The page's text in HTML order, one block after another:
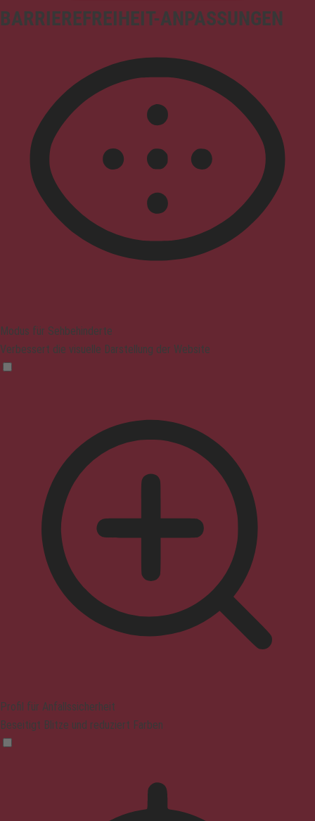
BARRIEREFREIHEIT-ANPASSUNGEN
Modus für Sehbehinderte
Verbessert die visuelle Darstellung der Website
Profil für Anfallssicherheit
Beseitigt Blitze und reduziert Farben